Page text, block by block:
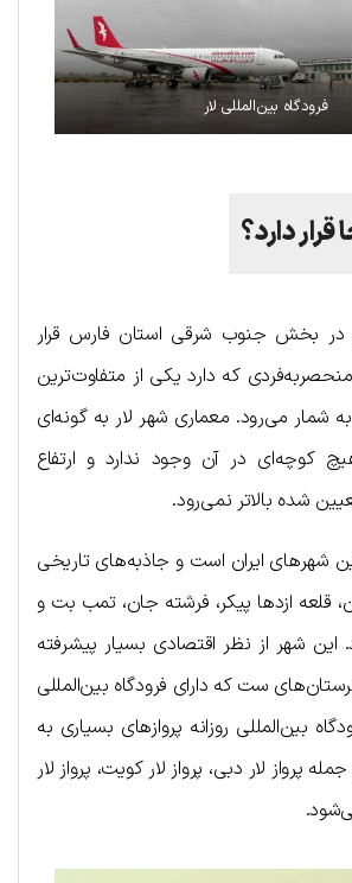
فرودگاه بین‌المللی لار
قرار دارد؟
در بخش جنوب شرقی استان فارس قرار
که دارد یکی از متفاوت‌ترین
شمار می‌رود. معماری شهر لار به گونه‌ای
کوچه‌ای در آن وجود ندارد و ارتفاع
شده بالاتر نمی‌رود.
شهرهای ایران است و جاذبه‌های تاریخی
قلعه ازدها پیکر، فرشته جان، تمب بت و
این شهر از نظر اقتصادی بسیار پیشرفته
ست که دارای فرودگاه بین‌المللی
بین‌المللی روزانه پروازهای بسیاری به
پرواز لار دبی، پرواز لار کویت، پرواز لار